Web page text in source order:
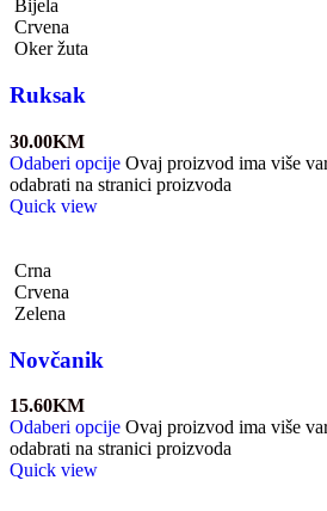
Bijela
Crvena
Oker žuta
Ruksak
30.00KM
Odaberi opcije Ovaj proizvod ima više
odabrati na stranici proizvoda
Quick view
Crna
Crvena
Zelena
Novčanik
15.60KM
Odaberi opcije Ovaj proizvod ima više
odabrati na stranici proizvoda
Quick view